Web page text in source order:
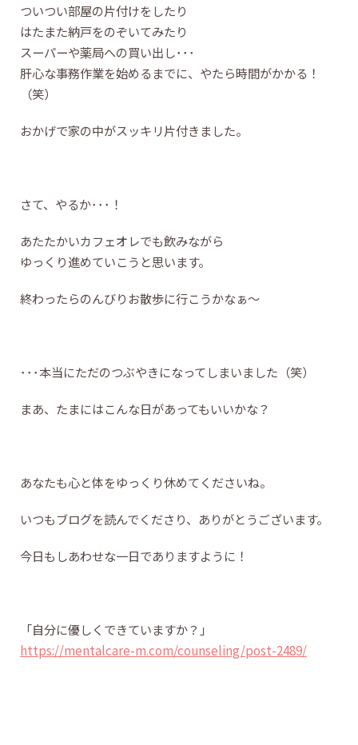
ついつい部屋の片付けをしたり
はたまた納戸をのぞいてみたり
スーパーや薬局への買い出し･･･
肝心な事務作業を始めるまでに、やたら時間がかかる！
（笑）
おかげで家の中がスッキリ片付きました。
さて、やるか･･･！
あたたかいカフェオレでも飲みながら
ゆっくり進めていこうと思います。
終わったらのんびりお散歩に行こうかなぁ～
･･･本当にただのつぶやきになってしまいました（笑）
まあ、たまにはこんな日があってもいいかな？
あなたも心と体をゆっくり休めてくださいね。
いつもブログを読んでくださり、ありがとうございます。
今日もしあわせな一日でありますように！
「自分に優しくできていますか？」
https://mentalcare-m.com/counseling/post-2489/